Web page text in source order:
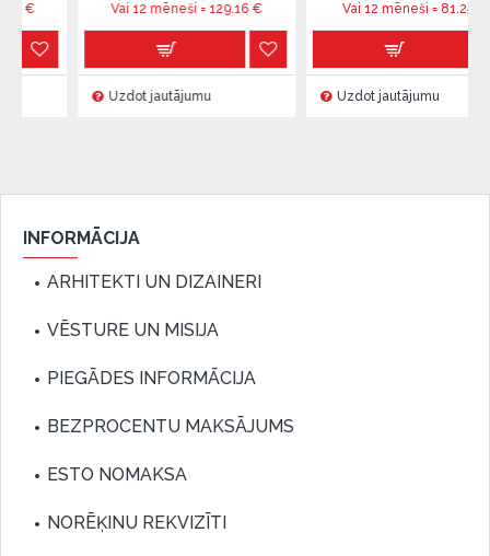
Vai 12 mēneši =129.16€
Uzdot jautājumu
Vai 12 mēneši =81.25€
Uzdot jautājumu
INFORMĀCIJA
ARHITEKTI UN DIZAINERI
VĒSTURE UN MISIJA
PIEGĀDES INFORMĀCIJA
BEZPROCENTU MAKSĀJUMS
ESTO NOMAKSA
NORĒĶINU REKVIZĪTI